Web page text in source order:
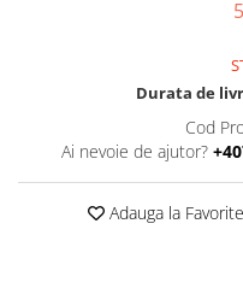
Durata de
Cod
Ai nevoie de ajutor?
Adauga la Favorite